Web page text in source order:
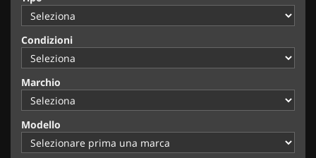
Condizioni
Marchio
Modello
questi
strumenti
di
tracciamento
si
rimanda
alla
cookie
policy.
Puoi
rivedere